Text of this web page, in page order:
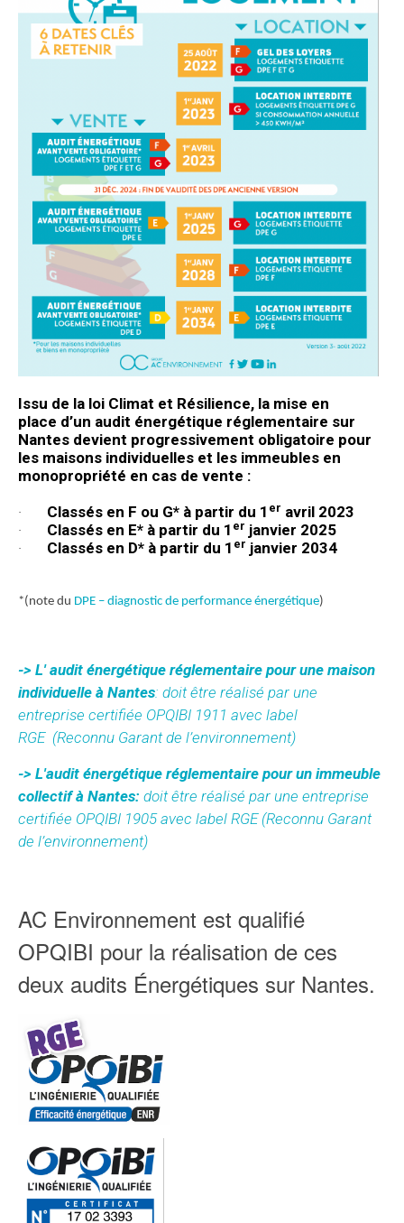
Issu de la loi Climat et Résilience, la mise en
place d’un audit énergétique réglementaire sur
Nantes devient progressivement obligatoire pour
les maisons individuelles et les immeubles en
monopropriété en cas de vente :
· Classés en F ou G* à partir du 1 er avril 2023
· Classés en E* à partir du 1 er janvier 2025
· Classés en D* à partir du 1 er janvier 2034
*(note du DPE – diagnostic de performance énergétique)
-> L' audit énergétique réglementaire pour une maison
individuelle à Nantes: doit être réalisé par une
entreprise certifiée OPQIBI 1911 avec label
RGE (Reconnu Garant de l’environnement)
-> L'audit énergétique réglementaire pour un immeuble
collectif à Nantes: doit être réalisé par une entreprise
certifiée OPQIBI 1905 avec label RGE (Reconnu Garant
de l’environnement)
AC Environnement est qualifié
OPQIBI pour la réalisation de ces
deux audits Énergétiques sur Nantes.